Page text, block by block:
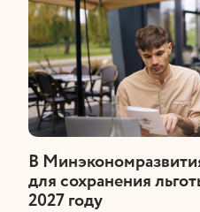
​В
для сохранения
2027 году